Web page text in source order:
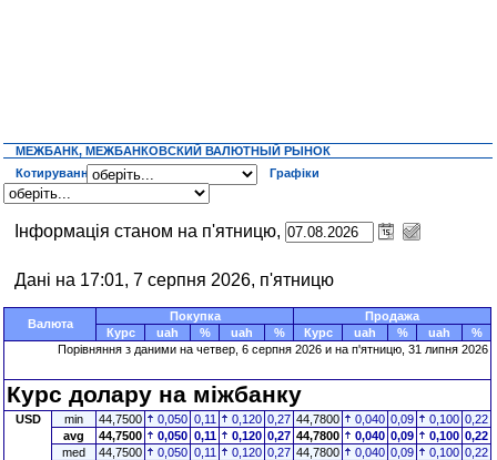
МЕЖБАНК, МЕЖБАНКОВСКИЙ ВАЛЮТНЫЙ РЫНОК
Котирування
Графіки
Інформація станом на п'ятницю,
Дані на 17:01, 7 серпня 2026, п'ятницю
Валюта
Покупка
Продажа
Курс
uah % uah % Курс uah % uah
%
Порівняння з даними на четвер, 6 серпня 2026 и на п'ятницю, 31 липня 2026
Курс долару на міжбанку
USD min 44,7500 0,050 0,11 0,120 0,27 44,7800 0,040 0,09 0,100 0,22
avg
44,7500 0,050 0,11 0,120 0,27 44,7800 0,040 0,09 0,100 0,22
med
44,7500 0,050 0,11 0,120 0,27 44,7800 0,040 0,09 0,100 0,22